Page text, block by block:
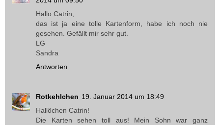
Hallo Catrin,
das ist ja eine tolle Kartenform, habe ich noch nie
gesehen. Gefällt mir sehr gut.
LG
Sandra
Antworten
Rotkehlchen 19. Januar 2014 um 18:49
Hallöchen Catrin!
Die Karten sehen toll aus! Mein Sohn war ganz